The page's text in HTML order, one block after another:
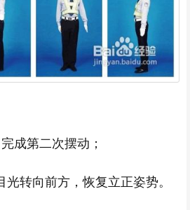
成第二次摆动；
转向前方，恢复立正姿势。